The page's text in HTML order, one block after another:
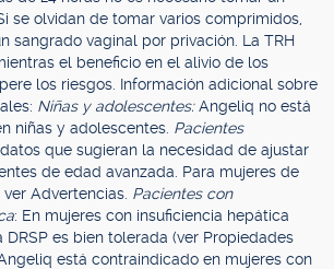
se olvidan de tomar varios comprimidos,
sangrado vaginal por privación. La TRH
el beneficio en el alivio de los
los riesgos. Información adicional sobre
Niñas y adolescentes:Angeliq no está
niñas y adolescentes. Pacientes
que sugieran la necesidad de ajustar
de edad avanzada. Para mujeres de
Advertencias. Pacientes con
: En mujeres con insuficiencia hepática
DRSP es bien tolerada (ver Propiedades
está contraindicado en mujeres con